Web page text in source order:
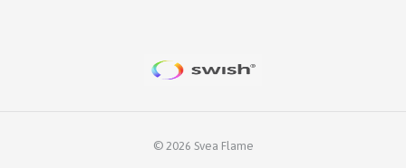
© 2026 Svea Flame